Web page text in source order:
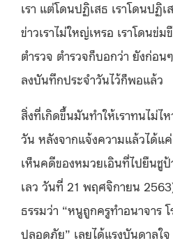
เรา แต่โดนปฏิเสธ เราโดนปฏิ
ข่าวเราไม่ใหญ่เหรอ เราโดนข่
ตำรวจ ตำรวจก็บอกว่า ยังก่อ
ลงบันทึกประจำวันไว้ก็พอแล้ว
สิ่งที่เกิดขึ้นมันทำให้เราทนไม่
วัน หลังจากแจ้งความแล้วได้แ
เห็นคดีของหมวยเอินที่ไปยืนชู
เลว วันที่ 21 พฤศจิกายน
ธรรมว่า “หนูถูกครูทำอนาจาร
ปลอดภัย” เลยได้แรงบันดาลใจ